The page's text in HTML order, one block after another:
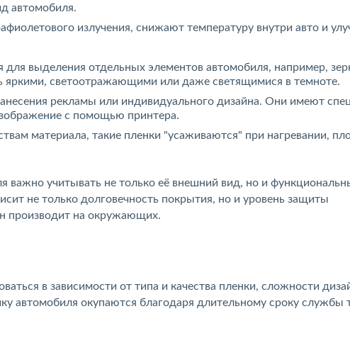
автомобиля.
излучения, снижают температуру внутри авто и
выделения отдельных элементов автомобиля, например,
яркими, светоотражающими или даже светящимися в темноте.
рекламы или индивидуального дизайна. Они имеют
с помощью принтера.
материала, такие пленки "усаживаются" при нагревании,
важно учитывать не только её внешний вид, но и
не только долговечность покрытия, но и уровень защиты
производит на окружающих.
в зависимости от типа и качества пленки, сложности
автомобиля окупаются благодаря длительному сроку службы